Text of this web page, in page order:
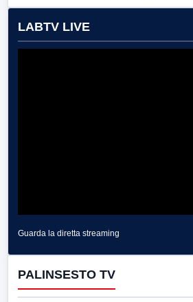
LABTV LIVE
Guarda la diretta streaming
PALINSESTO TV